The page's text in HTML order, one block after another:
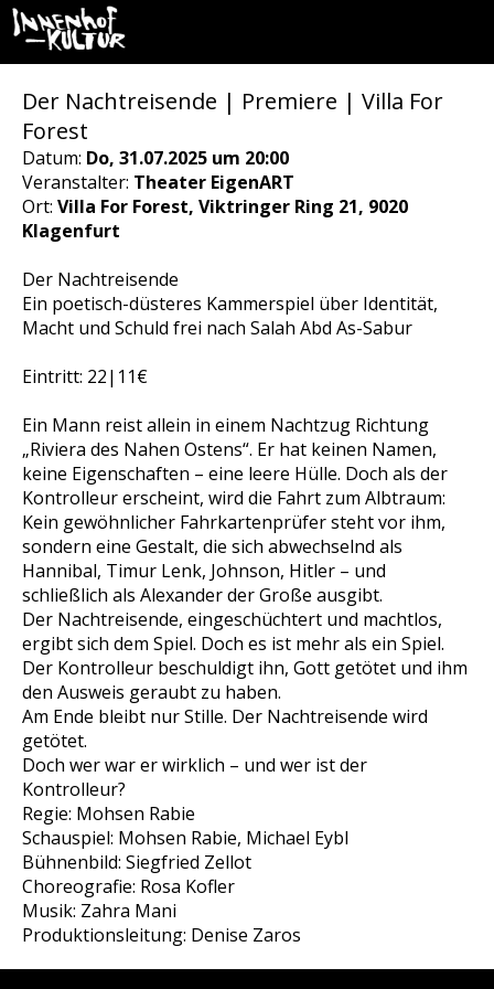
Der Nachtreisende | Premiere | Villa For
Forest
Datum: Do, 31.07.2025 um 20:00
Veranstalter: Theater EigenART
Ort: Villa For Forest, Viktringer Ring 21, 9020
Klagenfurt
Der Nachtreisende
Ein poetisch-düsteres Kammerspiel über Identität,
Macht und Schuld frei nach Salah Abd As-Sabur
Eintritt: 22|11€
Ein Mann reist allein in einem Nachtzug Richtung
„Riviera des Nahen Ostens“. Er hat keinen Namen,
keine Eigenschaften – eine leere Hülle. Doch als der
Kontrolleur erscheint, wird die Fahrt zum Albtraum:
Kein gewöhnlicher Fahrkartenprüfer steht vor ihm,
sondern eine Gestalt, die sich abwechselnd als
Hannibal, Timur Lenk, Johnson, Hitler – und
schließlich als Alexander der Große ausgibt.
Der Nachtreisende, eingeschüchtert und machtlos,
ergibt sich dem Spiel. Doch es ist mehr als ein Spiel.
Der Kontrolleur beschuldigt ihn, Gott getötet und ihm
den Ausweis geraubt zu haben.
Am Ende bleibt nur Stille. Der Nachtreisende wird
getötet.
Doch wer war er wirklich – und wer ist der
Kontrolleur?
Regie: Mohsen Rabie
Schauspiel: Mohsen Rabie, Michael Eybl
Bühnenbild: Siegfried Zellot
Choreografie: Rosa Kofler
Musik: Zahra Mani
Produktionsleitung: Denise Zaros